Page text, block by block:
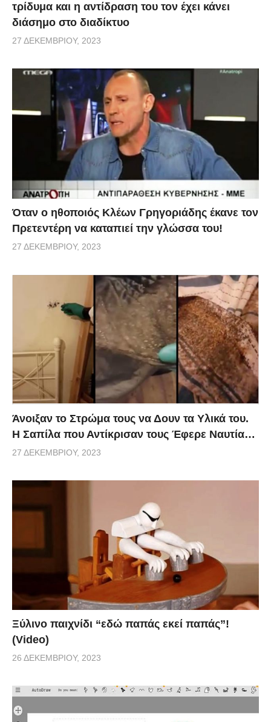
τρίδυμα και η αντίδραση του τον έχει κάνει
διάσημο στο διαδίκτυο
27 ΔΕΚΕΜΒΡΊΟΥ, 2023
Όταν ο ηθοποιός Κλέων Γρηγοριάδης έκανε τον
Πρετεντέρη να καταπιεί την γλώσσα του!
27 ΔΕΚΕΜΒΡΊΟΥ, 2023
Άνοιξαν το Στρώμα τους να Δουν τα Υλικά του.
Η Σαπίλα που Αντίκρισαν τους Έφερε Ναυτία…
27 ΔΕΚΕΜΒΡΊΟΥ, 2023
Ξύλινο παιχνίδι “εδώ παπάς εκεί παπάς”!
(Video)
26 ΔΕΚΕΜΒΡΊΟΥ, 2023